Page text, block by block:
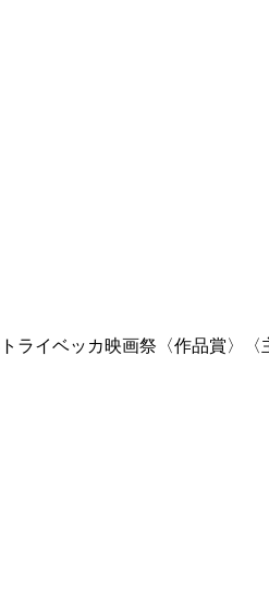
ライベッカ映画祭〈作品賞〉〈